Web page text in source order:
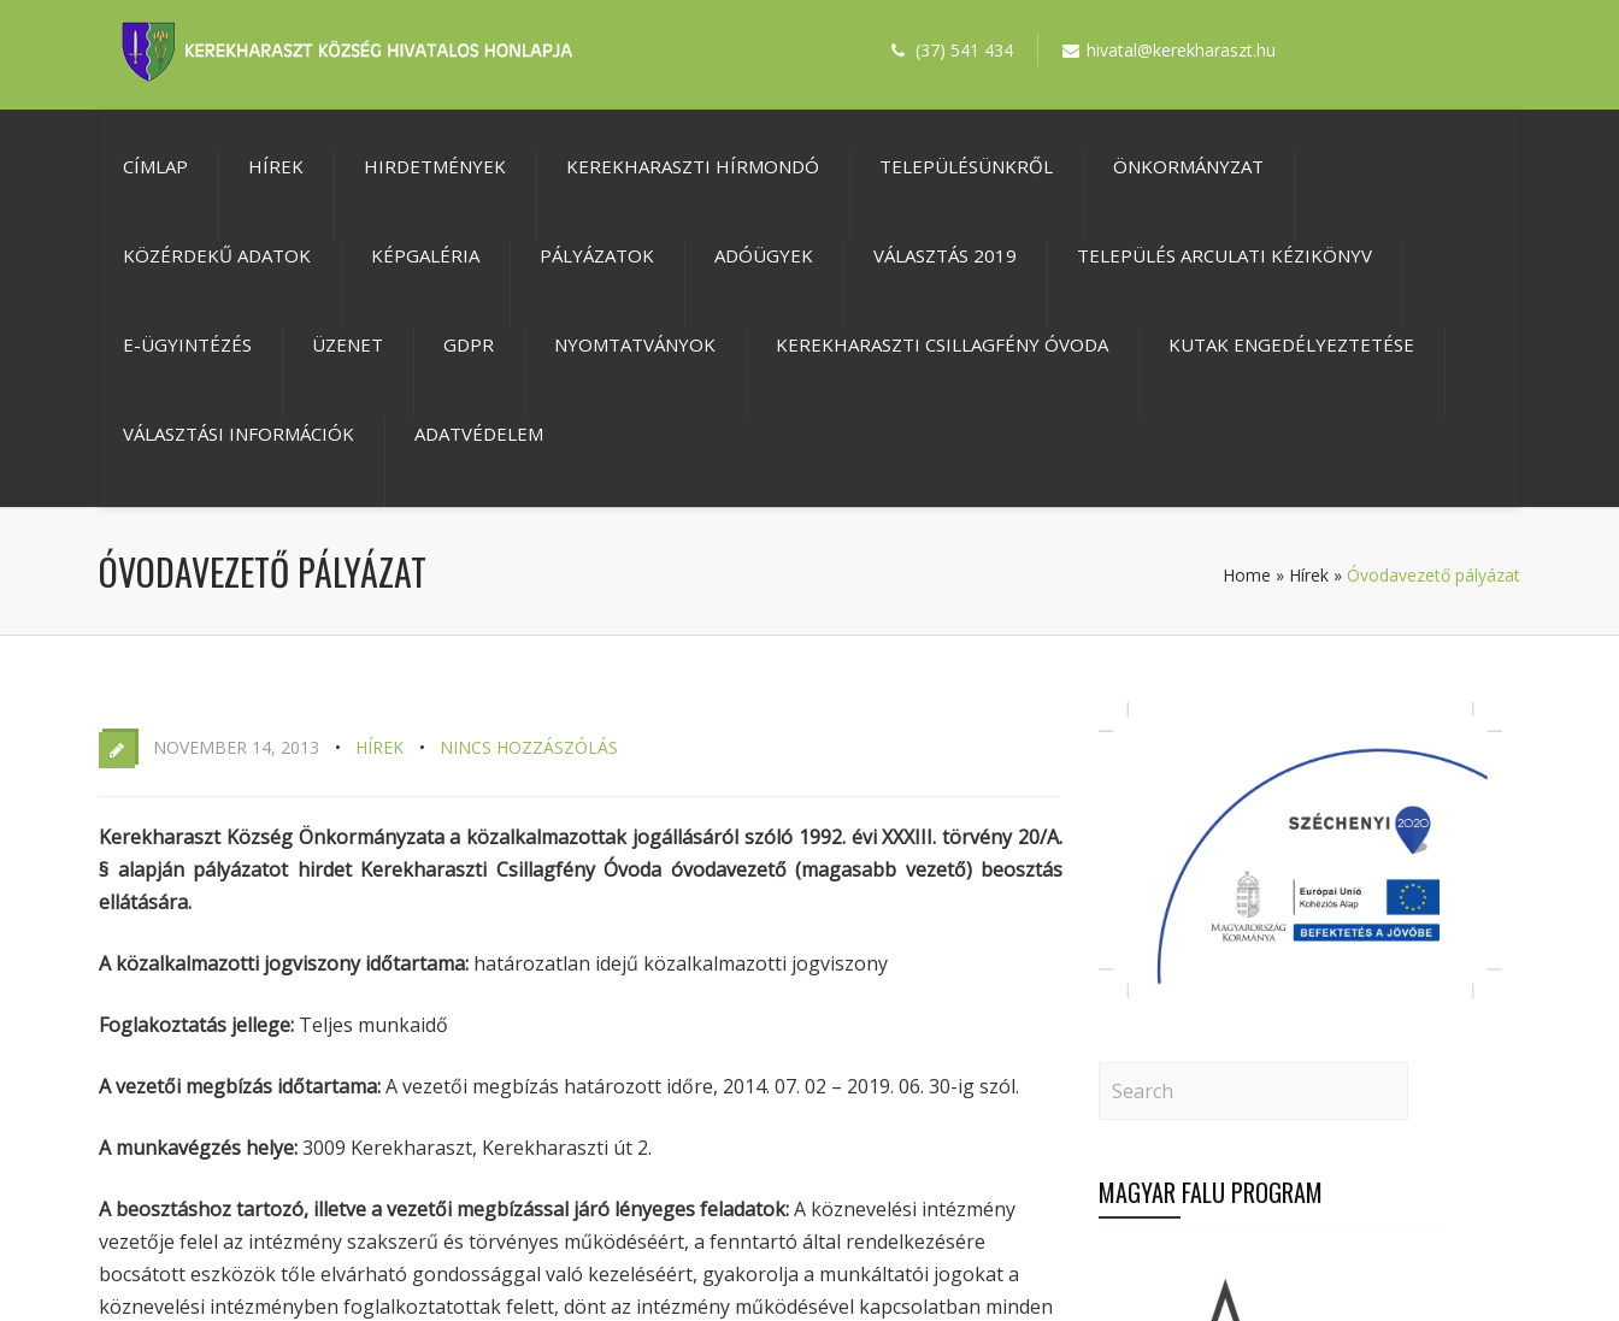
(37) 541 434 hivatal@kerekharaszt.hu
CÍMLAP HÍREK HIRDETMÉNYEK KEREKHARASZTI HÍRMONDÓ TELEPÜLÉSÜNKRŐL ÖNKORMÁNYZAT
KÖZÉRDEKŰ ADATOK KÉPGALÉRIA PÁLYÁZATOK ADÓÜGYEK VÁLASZTÁS 2019 TELEPÜLÉS ARCULATI KÉZIKÖNYV
E-ÜGYINTÉZÉS ÜZENET GDPR NYOMTATVÁNYOK KEREKHARASZTI CSILLAGFÉNY ÓVODA KUTAK ENGEDÉLYEZTETÉSE
VÁLASZTÁSI INFORMÁCIÓK ADATVÉDELEM
ÓVODAVEZETŐ PÁLYÁZAT Home » Hírek » Óvodavezető pályázat
NOVEMBER 14, 2013 HÍREK NINCS HOZZÁSZÓLÁS
Kerekharaszt Község Önkormányzata a közalkalmazottak jogállásáról szóló 1992. évi XXXIII. törvény 20/A.
§ alapján pályázatot hirdet Kerekharaszti Csillagfény Óvoda óvodavezető (magasabb vezető) beosztás
ellátására.
A közalkalmazotti jogviszony időtartama: határozatlan idejű közalkalmazotti jogviszony
Foglakoztatás jellege: Teljes munkaidő
A vezetői megbízás időtartama:A vezetői megbízás határozott időre, 2014. 07. 02 – 2019. 06. 30-ig szól.
A munkavégzés helye:3009 Kerekharaszt, Kerekharaszti út 2.
A beosztáshoz tartozó, illetve a vezetői megbízással járó lényeges feladatok:A köznevelési intézmény
vezetője felel az intézmény szakszerű és törvényes működéséért, a fenntartó által rendelkezésére
bocsátott eszközök tőle elvárható gondossággal való kezeléséért, gyakorolja a munkáltatói jogokat a
köznevelési intézményben foglalkoztatottak felett, dönt az intézmény működésével kapcsolatban minden
MAGYAR FALU PROGRAM